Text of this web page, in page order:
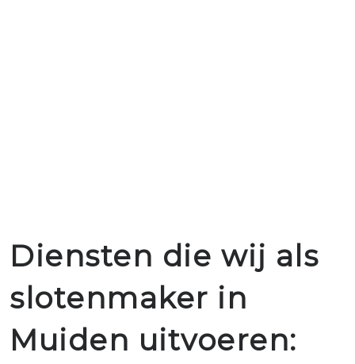
Diensten die wij als
slotenmaker in
Muiden uitvoeren: